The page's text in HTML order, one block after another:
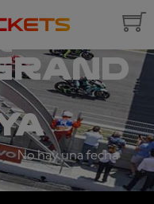
No hay una fecha